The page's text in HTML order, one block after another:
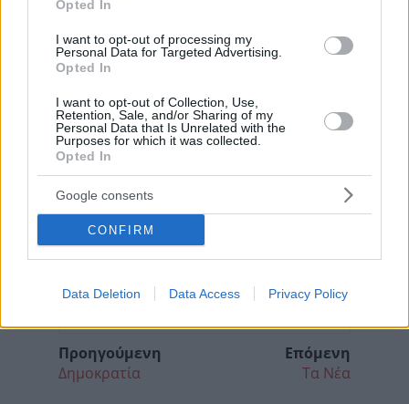
Opted In
I want to opt-out of processing my
Personal Data for Targeted Advertising.
Opted In
I want to opt-out of Collection, Use,
Retention, Sale, and/or Sharing of my
Personal Data that Is Unrelated with the
Purposes for which it was collected.
Opted In
Google consents
CONFIRM
Data Deletion Data Access Privacy Policy
Προηγούμενη
Δημοκρατία
Επόμενη
Τα Νέα